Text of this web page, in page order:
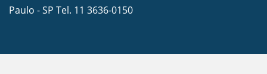
Paulo - SP Tel. 11 3636-0150